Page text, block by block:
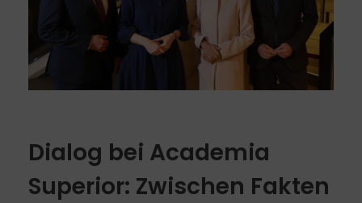
Dialog bei Academia
Superior: Zwischen Fakten